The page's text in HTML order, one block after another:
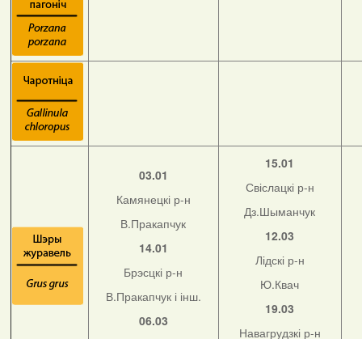
03.01
Камянецкі р-н
В.Пракапчук
14.01
Брэсцкі р-н
В.Пракапчук і інш.
06.03
15.01
Свіслацкі р-н
Дз.Шыманчук
12.03
Лідскі р-н
Ю.Квач
19.03
Навагрудзкі р-н